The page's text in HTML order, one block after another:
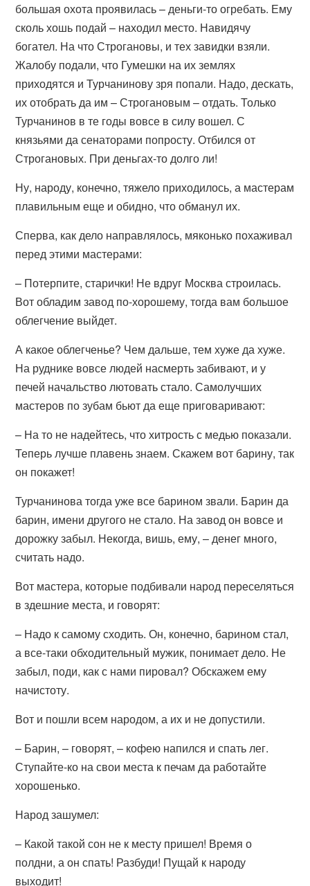
большая охота проявилась – деньги-то огребать. Ему
сколь хошь подай – находил место. Навидячу
богател. На что Строгановы, и тех завидки взяли.
Жалобу подали, что Гумешки на их землях
приходятся и Турчанинову зря попали. Надо, дескать,
их отобрать да им – Строгановым – отдать. Только
Турчанинов в те годы вовсе в силу вошел. С
князьями да сенаторами попросту. Отбился от
Строгановых. При деньгах-то долго ли!
Ну, народу, конечно, тяжело приходилось, а мастерам
плавильным еще и обидно, что обманул их.
Сперва, как дело направлялось, мяконько похаживал
перед этими мастерами:
– Потерпите, старички! Не вдруг Москва строилась.
Вот обладим завод по-хорошему, тогда вам большое
облегчение выйдет.
А какое облегченье? Чем дальше, тем хуже да хуже.
На руднике вовсе людей насмерть забивают, и у
печей начальство лютовать стало. Самолучших
мастеров по зубам бьют да еще приговаривают:
– На то не надейтесь, что хитрость с медью показали.
Теперь лучше плавень знаем. Скажем вот барину, так
он покажет!
Турчанинова тогда уже все барином звали. Барин да
барин, имени другого не стало. На завод он вовсе и
дорожку забыл. Некогда, вишь, ему, – денег много,
считать надо.
Вот мастера, которые подбивали народ переселяться
в здешние места, и говорят:
– Надо к самому сходить. Он, конечно, барином стал,
а все-таки обходительный мужик, понимает дело. Не
забыл, поди, как с нами пировал? Обскажем ему
начистоту.
Вот и пошли всем народом, а их и не допустили.
– Барин, – говорят, – кофею напился и спать лег.
Ступайте-ко на свои места к печам да работайте
хорошенько.
Народ зашумел:
– Какой такой сон не к месту пришел! Время о
полдни, а он спать! Разбуди! Пущай к народу
выходит!